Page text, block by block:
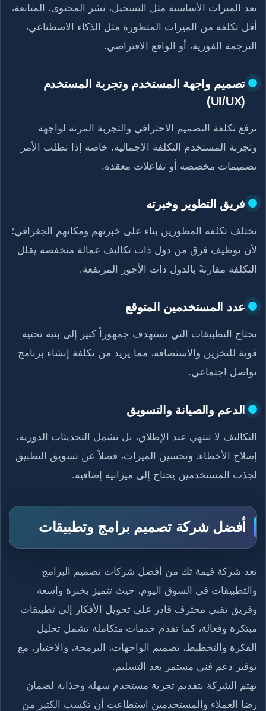
تعد الميزات الأساسية مثل التسجيل، نشر المحتوى، المتابعة،
أقل تكلفة من الميزات المتطورة مثل الذكاء الاصطناعي،
الترجمة الفورية، أو الواقع الافتراضي.
تصميم واجهة المستخدم وتجربة المستخدم
(UI/UX)
ترفع تكلفة التصميم الاحترافي والتجربة المرنة لواجهة
وتجربة المستخدم التكلفة الاجمالية، خاصة إذا تطلب الأمر
تصميمات مخصصة أو تفاعلات معقدة.
فريق التطوير وخبرته
تختلف تكلفة المطورين بناء على خبرتهم ومكانهم الجغرافي؛
لأن توظيف فرق من دول ذات تكاليف عمالة منخفضة يقلل
التكلفة مقارنةً بالدول ذات الأجور المرتفعة.
عدد المستخدمين المتوقع
تحتاج التطبيقات التي تستهدف جمهوراً كبير إلى بنية تحتية
قوية للتخزين والاستضافة، مما يزيد من تكلفة إنشاء برنامج
تواصل اجتماعي.
الدعم والصيانة والتسويق
التكاليف لا تنتهي عند الإطلاق، بل تشمل التحديثات الدورية،
إصلاح الأخطاء، وتحسين الميزات، فضلاً عن تسويق التطبيق
لجذب المستخدمين يحتاج إلى ميزانية إضافية.
أفضل شركة تصميم برامج وتطبيقات
تعد شركة قيمة تك من أفضل شركات تصميم البرامج
والتطبيقات في السوق اليوم، حيث تتميز بخبرة واسعة
وفريق تقني محترف قادر على تحويل الأفكار إلى تطبيقات
مبتكرة وفعالة، كما تقدم خدمات متكاملة تشمل تحليل
الفكرة والتخطيط، تصميم الواجهات، البرمجة، والاختبار، مع
توفير دعم فني مستمر بعد التسليم.
تهتم الشركة بتقديم تجربة مستخدم سهلة وجذابة لضمان
رضا العملاء والمستخدمين استطاعت أن تكسب الكثير من